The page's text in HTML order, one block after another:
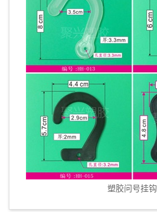
塑胶问号挂钩